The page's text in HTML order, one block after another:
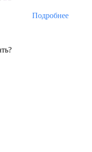
Подробнее